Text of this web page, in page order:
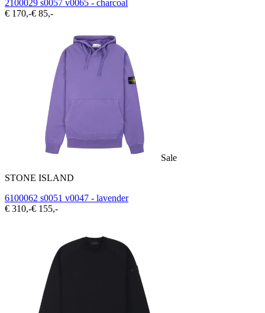
2100029 s0057 v0065 - charcoal
€ 170,-€ 85,-
Sale
STONE ISLAND
6100062 s0051 v0047 - lavender
€ 310,-€ 155,-